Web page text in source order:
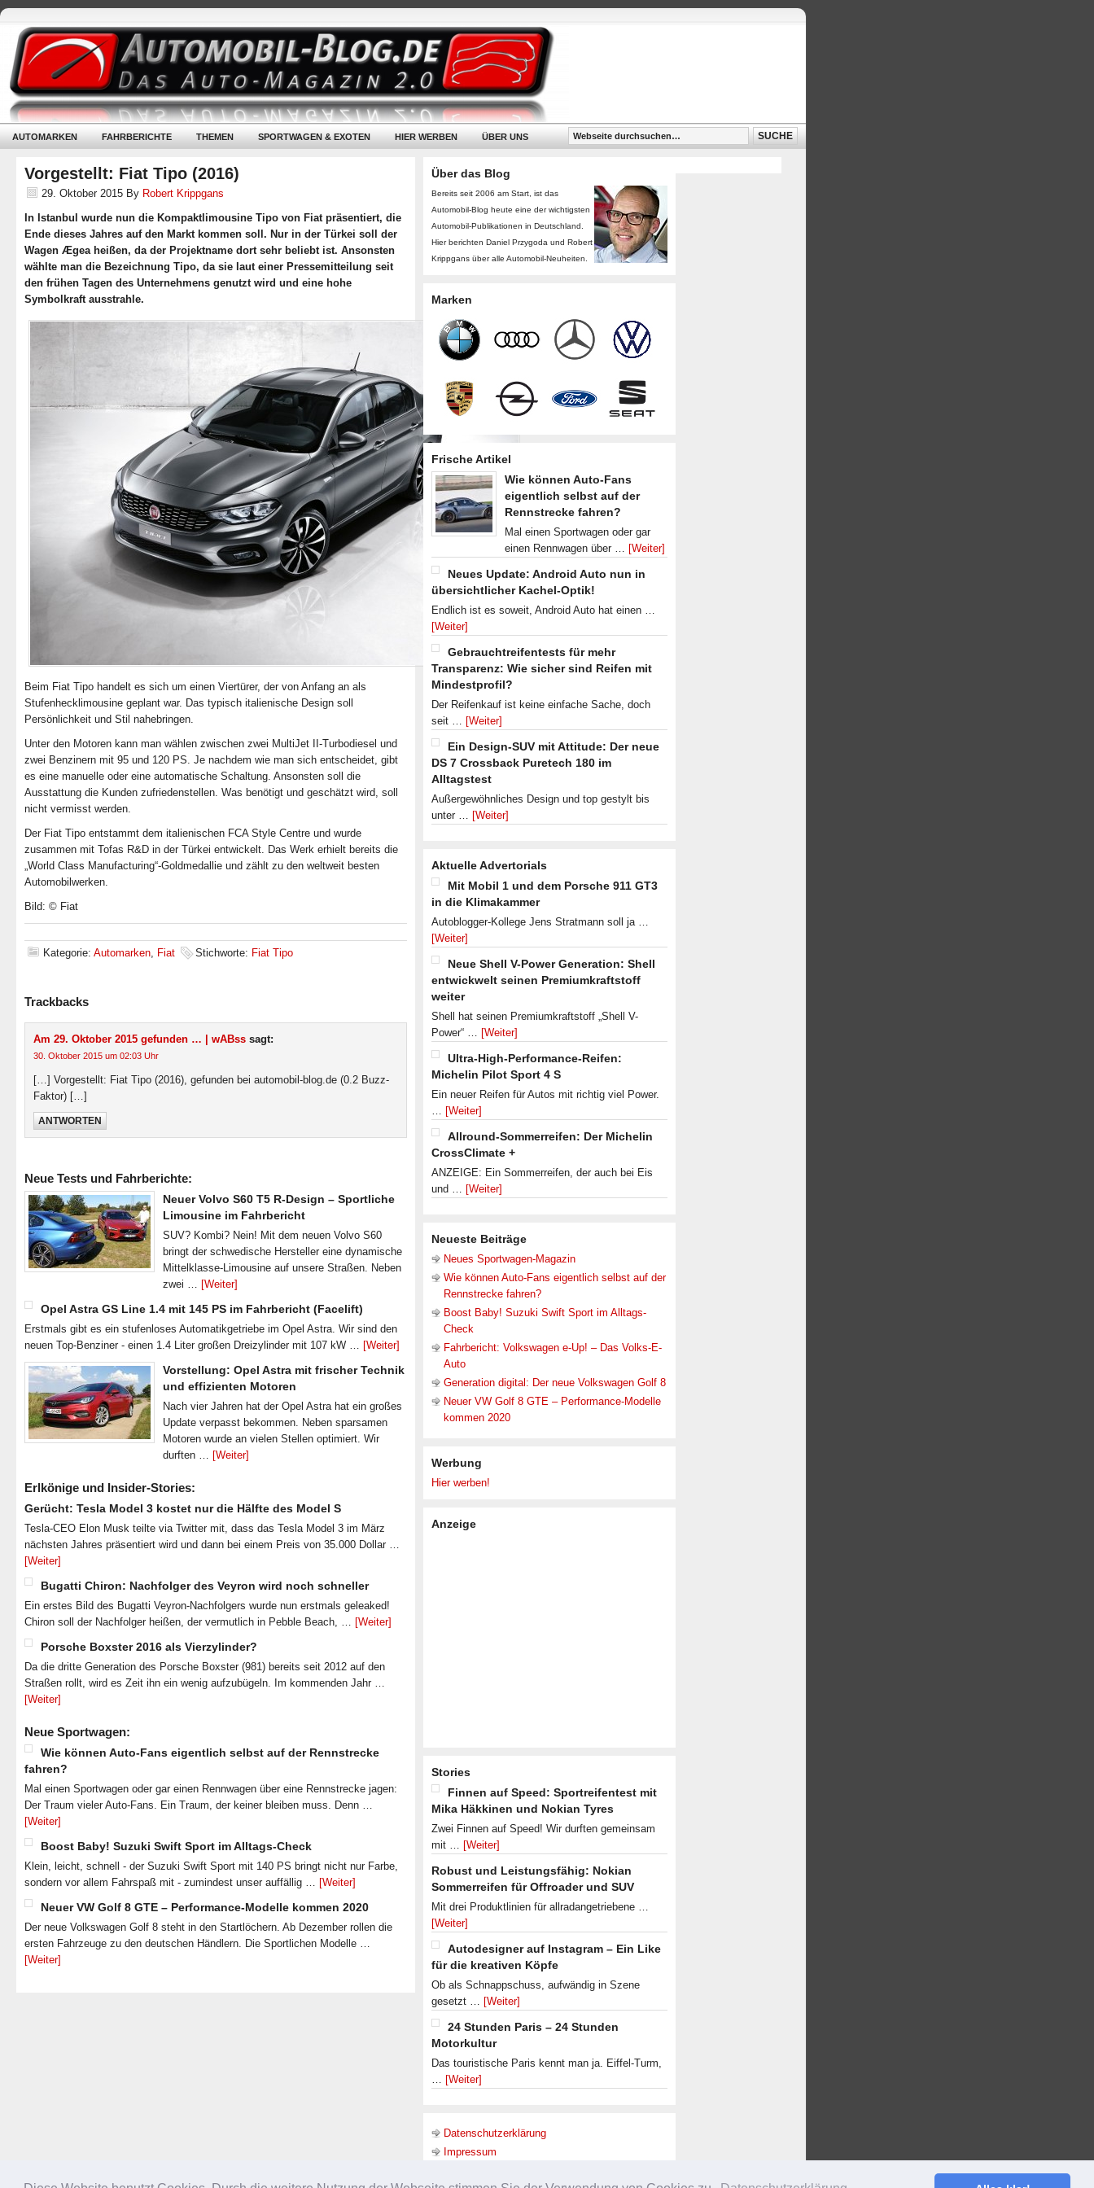
AUTOMARKEN FAHRBERICHTE THEMEN SPORTWAGEN & EXOTEN HIER WERBEN ÜBER UNS
Vorgestellt: Fiat Tipo (2016)
29. Oktober 2015 By Robert Krippgans
In Istanbul wurde nun die Kompaktlimousine Tipo von Fiat präsentiert, die
Ende dieses Jahres auf den Markt kommen soll. Nur in der Türkei soll der
Wagen Ægea heißen, da der Projektname dort sehr beliebt ist. Ansonsten
wählte man die Bezeichnung Tipo, da sie laut einer Pressemitteilung seit
den frühen Tagen des Unternehmens genutzt wird und eine hohe
Symbolkraft ausstrahle.
Beim Fiat Tipo handelt es sich um einen Viertürer, der von Anfang an als
Stufenhecklimousine geplant war. Das typisch italienische Design soll
Persönlichkeit und Stil nahebringen.
Unter den Motoren kann man wählen zwischen zwei MultiJet II-Turbodiesel und
zwei Benzinern mit 95 und 120 PS. Je nachdem wie man sich entscheidet, gibt
es eine manuelle oder eine automatische Schaltung. Ansonsten soll die
Ausstattung die Kunden zufriedenstellen. Was benötigt und geschätzt wird, soll
nicht vermisst werden.
Der Fiat Tipo entstammt dem italienischen FCA Style Centre und wurde
zusammen mit Tofas R&D in der Türkei entwickelt. Das Werk erhielt bereits die
„World Class Manufacturing“-Goldmedallie und zählt zu den weltweit besten
Automobilwerken.
Bild: © Fiat
Kategorie: Automarken, Fiat Stichworte: Fiat Tipo
Trackbacks
Am 29. Oktober 2015 gefunden … | wABss sagt:
30. Oktober 2015 um 02:03 Uhr
[…] Vorgestellt: Fiat Tipo (2016), gefunden bei automobil-blog.de (0.2 Buzz-
Faktor) […]
ANTWORTEN
Neue Tests und Fahrberichte:
Neuer Volvo S60 T5 R-Design – Sportliche
Limousine im Fahrbericht
SUV? Kombi? Nein! Mit dem neuen Volvo S60
bringt der schwedische Hersteller eine dynamische
Mittelklasse-Limousine auf unsere Straßen. Neben
zwei … [Weiter]
Opel Astra GS Line 1.4 mit 145 PS im Fahrbericht (Facelift)
Erstmals gibt es ein stufenloses Automatikgetriebe im Opel Astra. Wir sind den
neuen Top-Benziner - einen 1.4 Liter großen Dreizylinder mit 107 kW … [Weiter]
Vorstellung: Opel Astra mit frischer Technik
und effizienten Motoren
Nach vier Jahren hat der Opel Astra hat ein großes
Update verpasst bekommen. Neben sparsamen
Motoren wurde an vielen Stellen optimiert. Wir
durften … [Weiter]
Erlkönige und Insider-Stories:
Gerücht: Tesla Model 3 kostet nur die Hälfte des Model S
Tesla-CEO Elon Musk teilte via Twitter mit, dass das Tesla Model 3 im März
nächsten Jahres präsentiert wird und dann bei einem Preis von 35.000 Dollar …
[Weiter]
Bugatti Chiron: Nachfolger des Veyron wird noch schneller
Ein erstes Bild des Bugatti Veyron-Nachfolgers wurde nun erstmals geleaked!
Chiron soll der Nachfolger heißen, der vermutlich in Pebble Beach, … [Weiter]
Porsche Boxster 2016 als Vierzylinder?
Da die dritte Generation des Porsche Boxster (981) bereits seit 2012 auf den
Straßen rollt, wird es Zeit ihn ein wenig aufzubügeln. Im kommenden Jahr …
[Weiter]
Neue Sportwagen:
Wie können Auto-Fans eigentlich selbst auf der Rennstrecke
fahren?
Mal einen Sportwagen oder gar einen Rennwagen über eine Rennstrecke jagen:
Der Traum vieler Auto-Fans. Ein Traum, der keiner bleiben muss. Denn …
[Weiter]
Boost Baby! Suzuki Swift Sport im Alltags-Check
Klein, leicht, schnell - der Suzuki Swift Sport mit 140 PS bringt nicht nur Farbe,
sondern vor allem Fahrspaß mit - zumindest unser auffällig … [Weiter]
Neuer VW Golf 8 GTE – Performance-Modelle kommen 2020
Der neue Volkswagen Golf 8 steht in den Startlöchern. Ab Dezember rollen die
ersten Fahrzeuge zu den deutschen Händlern. Die Sportlichen Modelle …
[Weiter]
Über das Blog
Bereits seit 2006 am Start, ist das
Automobil-Blog heute eine der wichtigsten
Automobil-Publikationen in Deutschland.
Hier berichten Daniel Przygoda und Robert
Krippgans über alle Automobil-Neuheiten.
Marken
Frische Artikel
Wie können Auto-Fans
eigentlich selbst auf der
Rennstrecke fahren?
Mal einen Sportwagen oder gar
einen Rennwagen über … [Weiter]
Neues Update: Android Auto nun in
übersichtlicher Kachel-Optik!
Endlich ist es soweit, Android Auto hat einen …
[Weiter]
Gebrauchtreifentests für mehr
Transparenz: Wie sicher sind Reifen mit
Mindestprofil?
Der Reifenkauf ist keine einfache Sache, doch
seit … [Weiter]
Ein Design-SUV mit Attitude: Der neue
DS 7 Crossback Puretech 180 im
Alltagstest
Außergewöhnliches Design und top gestylt bis
unter … [Weiter]
Aktuelle Advertorials
Mit Mobil 1 und dem Porsche 911 GT3
in die Klimakammer
Autoblogger-Kollege Jens Stratmann soll ja …
[Weiter]
Neue Shell V-Power Generation: Shell
entwickwelt seinen Premiumkraftstoff
weiter
Shell hat seinen Premiumkraftstoff „Shell V-
Power“ … [Weiter]
Ultra-High-Performance-Reifen:
Michelin Pilot Sport 4 S
Ein neuer Reifen für Autos mit richtig viel Power.
… [Weiter]
Allround-Sommerreifen: Der Michelin
CrossClimate +
ANZEIGE: Ein Sommerreifen, der auch bei Eis
und … [Weiter]
Neueste Beiträge
Neues Sportwagen-Magazin
Wie können Auto-Fans eigentlich selbst auf der
Rennstrecke fahren?
Boost Baby! Suzuki Swift Sport im Alltags-
Check
Fahrbericht: Volkswagen e-Up! – Das Volks-E-
Auto
Generation digital: Der neue Volkswagen Golf 8
Neuer VW Golf 8 GTE – Performance-Modelle
kommen 2020
Werbung
Hier werben!
Anzeige
Stories
Finnen auf Speed: Sportreifentest mit
Mika Häkkinen und Nokian Tyres
Zwei Finnen auf Speed! Wir durften gemeinsam
mit … [Weiter]
Robust und Leistungsfähig: Nokian
Sommerreifen für Offroader und SUV
Mit drei Produktlinien für allradangetriebene …
[Weiter]
Autodesigner auf Instagram – Ein Like
für die kreativen Köpfe
Ob als Schnappschuss, aufwändig in Szene
gesetzt … [Weiter]
24 Stunden Paris – 24 Stunden
Motorkultur
Das touristische Paris kennt man ja. Eiffel-Turm,
… [Weiter]
Datenschutzerklärung
Impressum